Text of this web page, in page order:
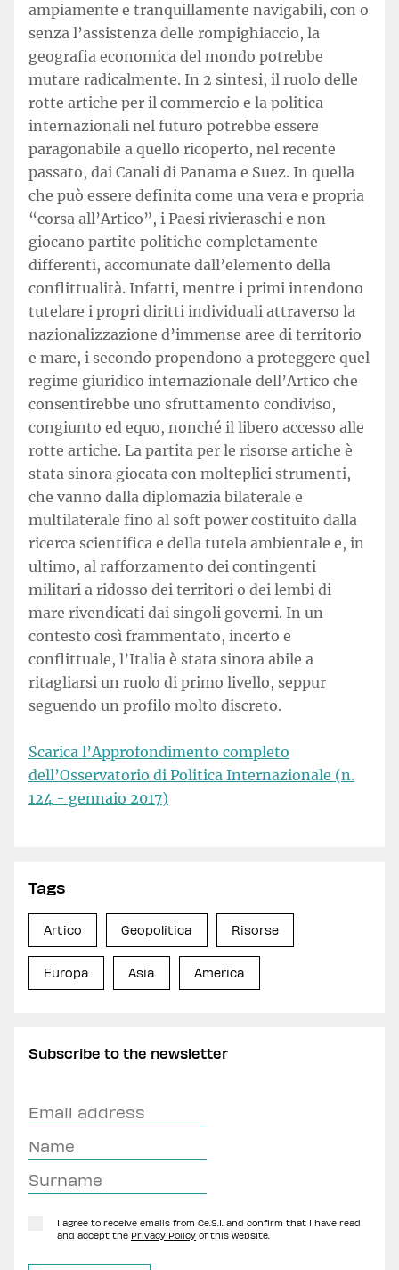
ampiamente e tranquillamente navigabili, con o
senza l’assistenza delle rompighiaccio, la
geografia economica del mondo potrebbe
mutare radicalmente. In 2 sintesi, il ruolo delle
rotte artiche per il commercio e la politica
internazionali nel futuro potrebbe essere
paragonabile a quello ricoperto, nel recente
passato, dai Canali di Panama e Suez. In quella
che può essere definita come una vera e propria
“corsa all’Artico”, i Paesi rivieraschi e non
giocano partite politiche completamente
differenti, accomunate dall’elemento della
conflittualità. Infatti, mentre i primi intendono
tutelare i propri diritti individuali attraverso la
nazionalizzazione d’immense aree di territorio
e mare, i secondo propendono a proteggere quel
regime giuridico internazionale dell’Artico che
consentirebbe uno sfruttamento condiviso,
congiunto ed equo, nonché il libero accesso alle
rotte artiche. La partita per le risorse artiche è
stata sinora giocata con molteplici strumenti,
che vanno dalla diplomazia bilaterale e
multilaterale fino al soft power costituito dalla
ricerca scientifica e della tutela ambientale e, in
ultimo, al rafforzamento dei contingenti
militari a ridosso dei territori o dei lembi di
mare rivendicati dai singoli governi. In un
contesto così frammentato, incerto e
conflittuale, l’Italia è stata sinora abile a
ritagliarsi un ruolo di primo livello, seppur
seguendo un profilo molto discreto.
Scarica l’Approfondimento completo
dell’Osservatorio di Politica Internazionale (n.
124 - gennaio 2017)
Tags
Artico Geopolitica Risorse
Europa Asia America
Subscribe to the newsletter
I agree to receive emails from Ce.S.I. and confirm that I have read
and accept the Privacy Policy of this website.